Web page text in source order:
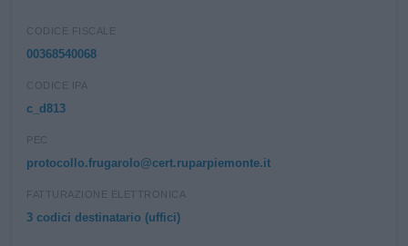
CODICE FISCALE
00368540068
CODICE IPA
c_d813
PEC
protocollo.frugarolo@cert.ruparpiemonte.it
FATTURAZIONE ELETTRONICA
3 codici destinatario (uffici)